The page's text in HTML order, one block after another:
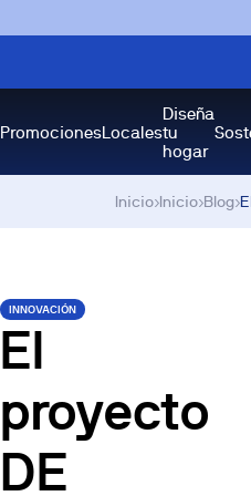
PromocionesLocales
Diseña
tu
hogar
Inicio›Inicio›Blog›
INNOVACIÓN
El
proyecto
DE